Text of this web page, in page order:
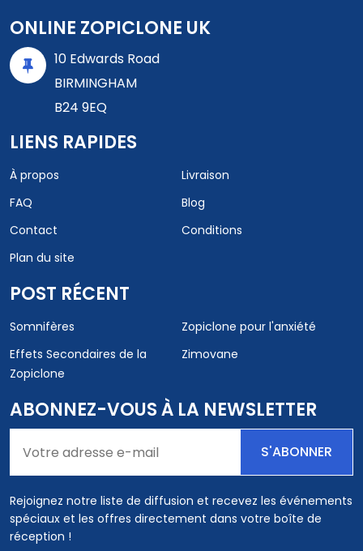
ONLINE ZOPICLONE UK
10 Edwards Road
BIRMINGHAM
B24 9EQ
LIENS RAPIDES
À propos
Livraison
FAQ
Blog
Contact
Conditions
Plan du site
POST RÉCENT
Somnifères
Zopiclone pour l'anxiété
Effets Secondaires de la
Zopiclone
Zimovane
ABONNEZ-VOUS À LA NEWSLETTER
S'ABONNER
Rejoignez notre liste de diffusion et recevez les événements
spéciaux et les offres directement dans votre boîte de
réception !